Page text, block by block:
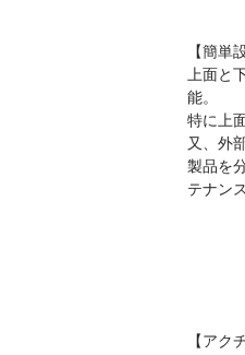
【簡単
上面と
能。
特に上
又、外
製品を
テナン
【アク